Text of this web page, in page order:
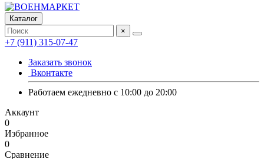
Каталог
×
+7 (911) 315-07-47
Заказать звонок
Вконтакте
Работаем ежедневно с 10:00 до 20:00
Аккаунт
0
Избранное
0
Сравнение